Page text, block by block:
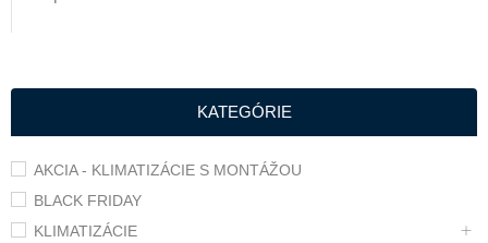
KATEGÓRIE
AKCIA - KLIMATIZÁCIE S MONTÁŽOU
BLACK FRIDAY
KLIMATIZÁCIE